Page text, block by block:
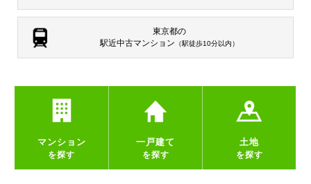
東京都の
駅近中古マンション （駅徒歩10分以内）
マンション
を探す
一戸建て
を探す
土地
を探す